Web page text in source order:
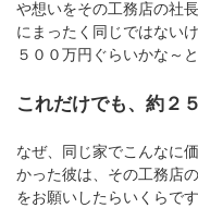
や想いをその工務店の社
にまったく同じではない
５００万円ぐらいかな～
これだけでも、約２
なぜ、同じ家でこんなに
かった彼は、その工務店
をお願いしたらいくらで